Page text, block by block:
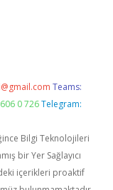
Teams:
0 726 Telegram:
Bilgi Teknolojileri
bir Yer Sağlayıcı
içerikleri proaktif